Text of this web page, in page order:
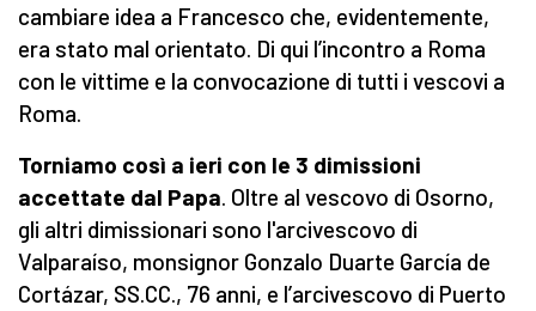
cambiare idea a Francesco che, evidentemente,
era stato mal orientato. Di qui l’incontro a Roma
con le vittime e la convocazione di tutti i vescovi a
Roma.
Torniamo così a ieri con le 3 dimissioni
accettate dal Papa. Oltre al vescovo di Osorno,
gli altri dimissionari sono l'arcivescovo di
Valparaíso, monsignor Gonzalo Duarte García de
Cortázar, SS.CC., 76 anni, e l’arcivescovo di Puerto